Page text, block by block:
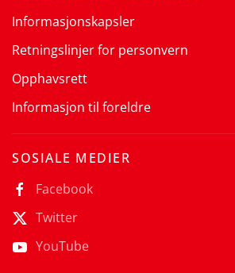
Informasjonskapsler
Retningslinjer for personvern
Opphavsrett
Informasjon til foreldre
SOSIALE MEDIER
Facebook
Twitter
YouTube